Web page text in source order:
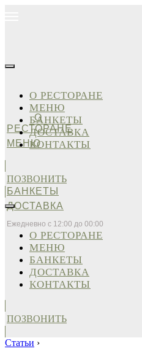
О
РЕСТОРАНЕ
МЕНЮ
БАНКЕТЫ
ДОСТАВКА
Ежедневно с 12:00 до 00:00
О РЕСТОРАНЕ
МЕНЮ
БАНКЕТЫ
ДОСТАВКА
КОНТАКТЫ
ПОЗВОНИТЬ
О РЕСТОРАНЕ
МЕНЮ
БАНКЕТЫ
ДОСТАВКА
КОНТАКТЫ
ПОЗВОНИТЬ
Статьи ›